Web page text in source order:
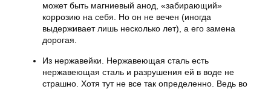
может быть магниевый анод, «забирающий»
коррозию на себя. Но он не вечен (иногда
выдерживает лишь несколько лет), а его замена
дорогая.
Из нержавейки. Нержавеющая сталь есть
нержавеющая сталь и разрушения ей в воде не
страшно. Хотя тут не все так определенно. Ведь во